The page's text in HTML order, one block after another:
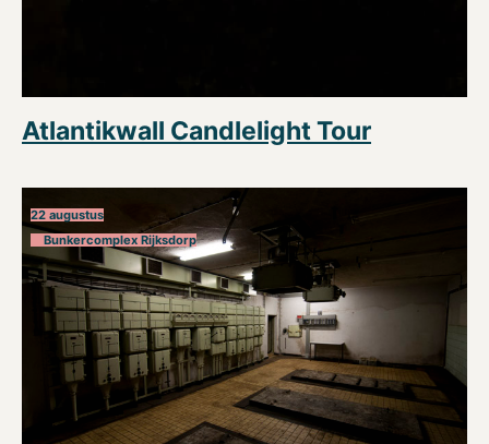
Atlantikwall Candlelight Tour
22 augustus
Bunkercomplex Rijksdorp